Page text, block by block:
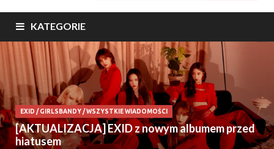
KATEGORIE
EXID /GIRLSBANDY/WSZYSTKIE WIADOMOŚCI
[AKTUALIZACJA] EXID z nowym albumem przed
hiatusem